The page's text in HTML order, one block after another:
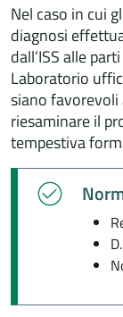
Nel caso in cui
diagnosi
dall’ISS alle
Laboratorio
siano favorevoli
riesaminare il
tempestiva